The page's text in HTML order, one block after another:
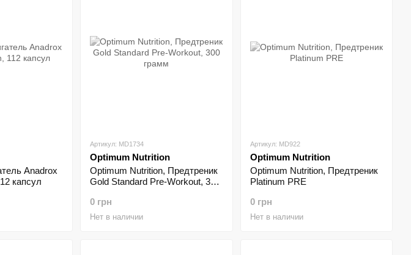
112 капсул
Артикул: MD1734
Optimum Nutrition
Optimum Nutrition, Предтреник
Gold Standard Pre-Workout, 300
0 грн
Нет в наличии
Артикул: MD922
Optimum Nutrition
Optimum Nutrition, Предтреник
Platinum PRE
0 грн
Нет в наличии